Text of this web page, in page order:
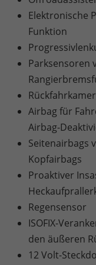
Elektronische
Funktion
Parksensoren
Airbag für
Airbag-
Seitenairbags
Kopfairbags
Proaktiver
Regensensor
ISOFIX-
den äußeren
12 Volt-